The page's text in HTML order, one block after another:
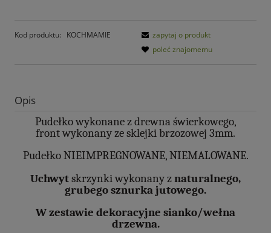
Kod produktu: KOCHMAMIE
zapytaj o produkt
poleć znajomemu
Opis
Pudełko wykonane z drewna świerkowego,
front wykonany ze sklejki brzozowej 3mm.
Pudełko NIEIMPREGNOWANE, NIEMALOWANE.
Uchwytskrzynki wykonany znaturalnego,
grubego sznurka jutowego.
W zestawie dekoracyjne sianko/wełna
drzewna.